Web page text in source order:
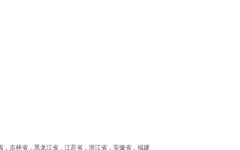
吉林省，黑龙江省，江苏省，浙江省，安徽省，福建